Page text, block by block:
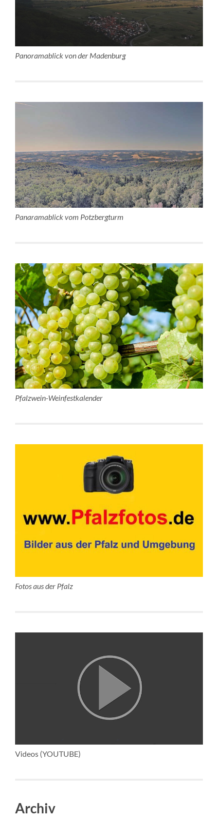
Panoramablick von der Madenburg
Panaramablick vom Potzbergturm
Pfalzwein-Weinfestkalender
Fotos aus der Pfalz
Videos (YOUTUBE)
Archiv